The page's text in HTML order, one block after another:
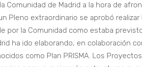
Comunidad de Madrid a la hora de
Pleno extraordinario se aprobó
por la Comunidad como estaba
ha ido elaborando, en colaboración
como Plan PRISMA. Los